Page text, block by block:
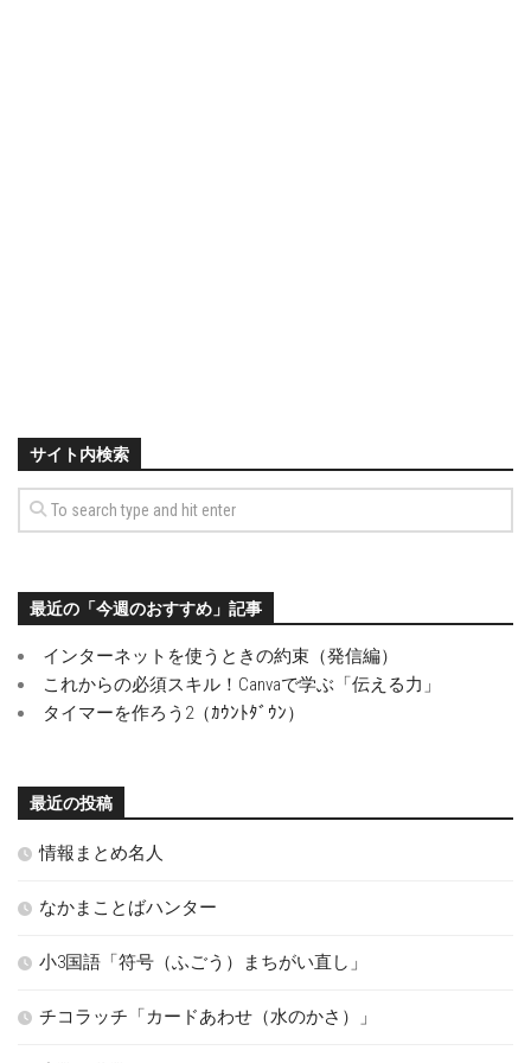
サイト内検索
最近の「今週のおすすめ」記事
インターネットを使うときの約束（発信編）
これからの必須スキル！Canvaで学ぶ「伝える力」
タイマーを作ろう2（ｶｳﾝﾄﾀﾞｳﾝ）
最近の投稿
情報まとめ名人
なかまことばハンター
小3国語「符号（ふごう）まちがい直し」
チコラッチ「カードあわせ（水のかさ）」